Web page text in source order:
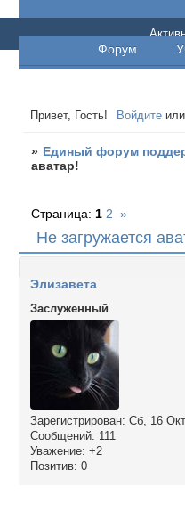
Единый
Форум
Привет, Гость! Войдите
» Единый форум
аватар!
Не загружается
Страница: 1 2 »
Элизавета
Заслуженный
Зарегистрирован: Сб, 16
Сообщений: 111
Уважение: +2
Позитив: 0